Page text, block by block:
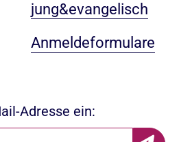
jung&evangelisch
Anmeldeformulare
Adresse ein: